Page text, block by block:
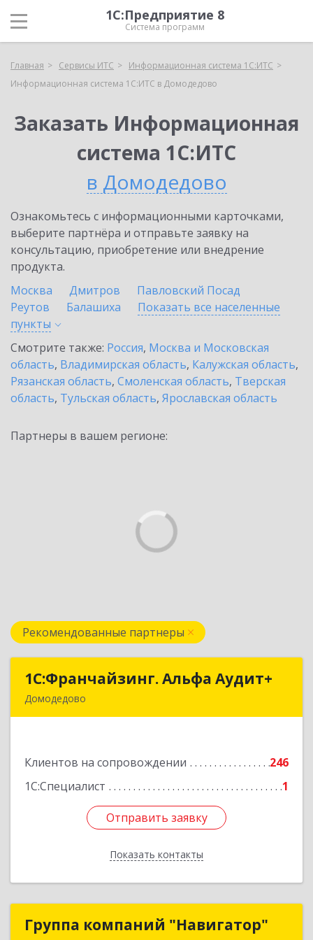
1С:Предприятие 8
Система программ
Главная Сервисы ИТС
Информационная система 1С:ИТС
Информационная система 1С:ИТС в Домодедово
Заказать Информационная
система 1С:ИТС
в Домодедово
Ознакомьтесь с информационными карточками,
выберите партнёра и отправьте заявку на
консультацию, приобретение или внедрение
продукта.
Москва
Дмитров
Павловский Посад
Реутов
Балашиха
Показать все населенные
пункты
Смотрите также: Россия, Москва и Московская
область, Владимирская область, Калужская область,
Рязанская область, Смоленская область, Тверская
область, Тульская область, Ярославская область
Партнеры в вашем регионе:
Рекомендованные партнеры
1С:Франчайзинг. Альфа Аудит+
Домодедово
Клиентов на сопровождении
246
1С:Специалист
1
Отправить заявку
Показать контакты
1С:Франчайзинг. Альфа Аудит+
Подробнее
Отправить заявку
Назад
Группа компаний "Навигатор"
Группа компаний "Навигатор"